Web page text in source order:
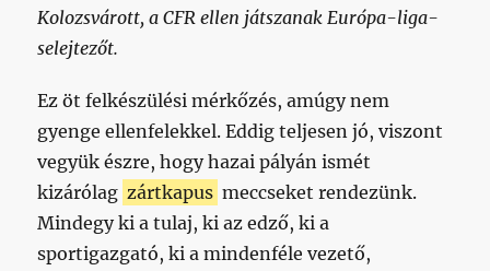
Kolozsvárott, a CFR ellen játszanak Európa-liga-
selejtezőt.
Ez öt felkészülési mérkőzés, amúgy nem
gyenge ellenfelekkel. Eddig teljesen jó, viszont
vegyük észre, hogy hazai pályán ismét
kizárólag zártkapus meccseket rendezünk.
Mindegy ki a tulaj, ki az edző, ki a
sportigazgató, ki a mindenféle vezető,